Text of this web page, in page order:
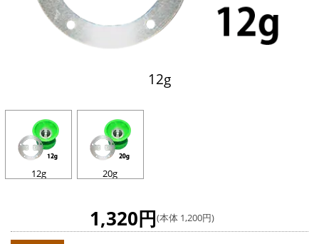
12g
12g 20g
1,320円(本体 1,200円)